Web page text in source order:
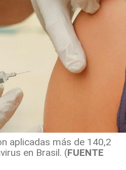
aplicadas más de 140,2
en Brasil. (FUENTE